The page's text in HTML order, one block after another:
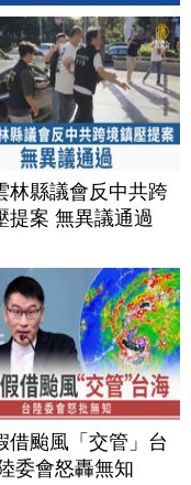
林縣議會反中共跨
提案 無異議通過
借颱風「交管」台
委會怒轟無知